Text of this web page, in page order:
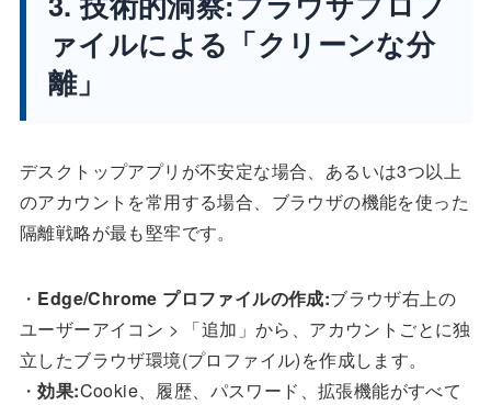
ァイルによる「クリーンな分
離」
デスクトップアプリが不安定な場合、あるいは3つ以上
のアカウントを常用する場合、ブラウザの機能を使った
隔離戦略が最も堅牢です。
・ Edge/Chrome プロファイルの作成:ブラウザ右上の
ユーザーアイコン > 「追加」から、アカウントごとに独
立したブラウザ環境(プロファイル)を作成します。
・効果:Cookie、履歴、パスワード、拡張機能がすべて